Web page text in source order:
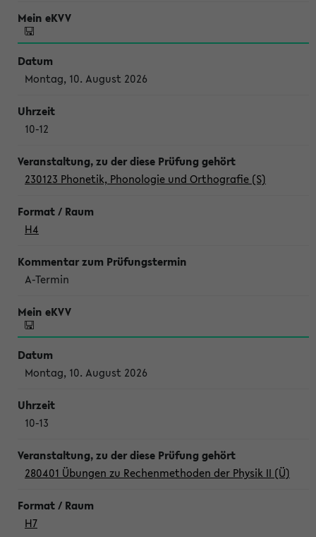
Montag, 10. August 2026
10-12
230123 Phonetik, Phonologie und Orthografie (S)
H4
A-Termin
Montag, 10. August 2026
10-13
280401 Übungen zu Rechenmethoden der Physik II (Ü)
H7